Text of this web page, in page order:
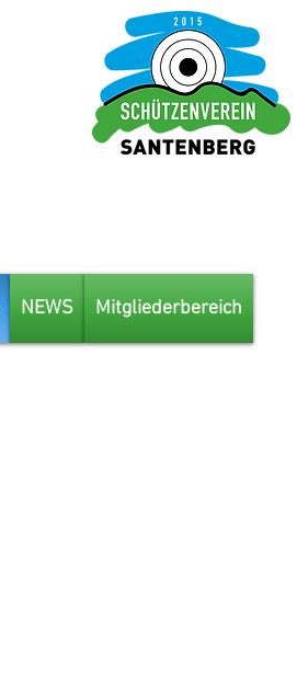
NEWS Mitgliederbereich